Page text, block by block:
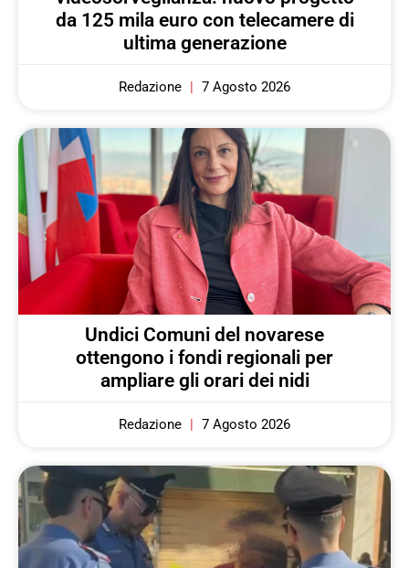
da 125 mila euro con telecamere di
ultima generazione
Redazione 7 Agosto 2026
Undici Comuni del novarese
ottengono i fondi regionali per
ampliare gli orari dei nidi
Redazione 7 Agosto 2026